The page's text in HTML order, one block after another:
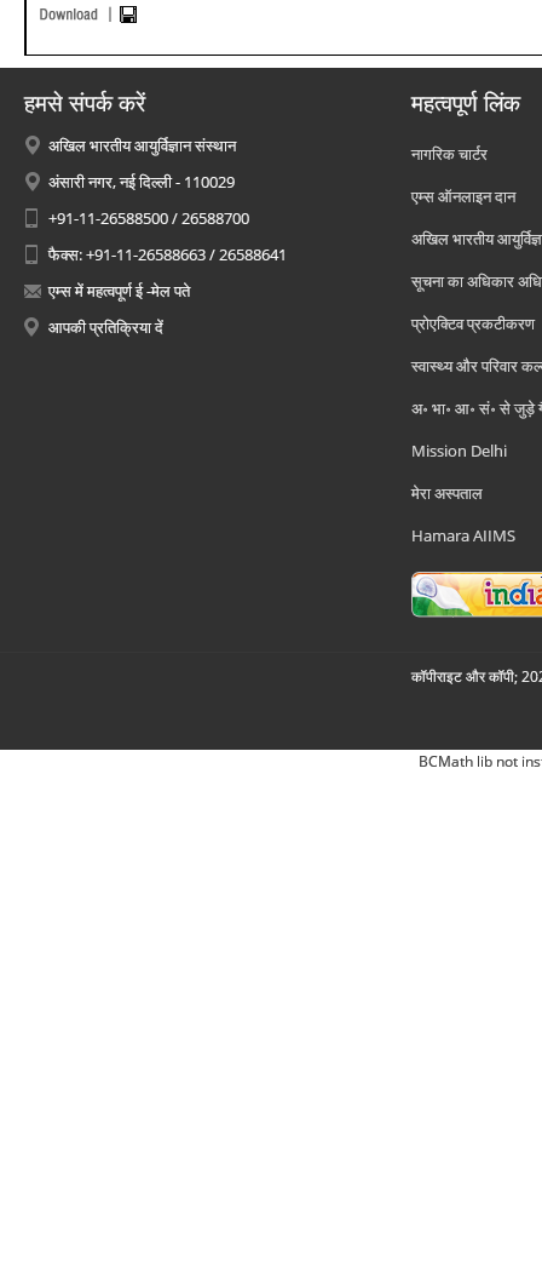
हमसे संपर्क करें
अखिल भारतीय आयुर्विज्ञान संस्थान
अंसारी नगर, नई दिल्ली - 110029
+91-11-26588500 / 26588700
फैक्स: +91-11-26588663 / 26588641
एम्स में महत्वपूर्ण ई -मेल पते
आपकी प्रतिक्रिया दें
महत्वपूर्ण लिंक
नागरिक चार्टर
एम्स ऑनलाइन दान
अखिल भारतीय
सूचना का अधिकार
प्रोएक्टिव प्रकटीकरण
स्वास्थ्य और परिवार
अ॰ भा॰ आ॰ सं॰ से जुड़े
Mission Delhi
मेरा अस्पताल
Hamara AIIMS
कॉपीराइट और कॉपी;
BCMath lib not